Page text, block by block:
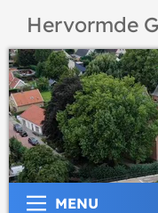
Hervormde
MENU